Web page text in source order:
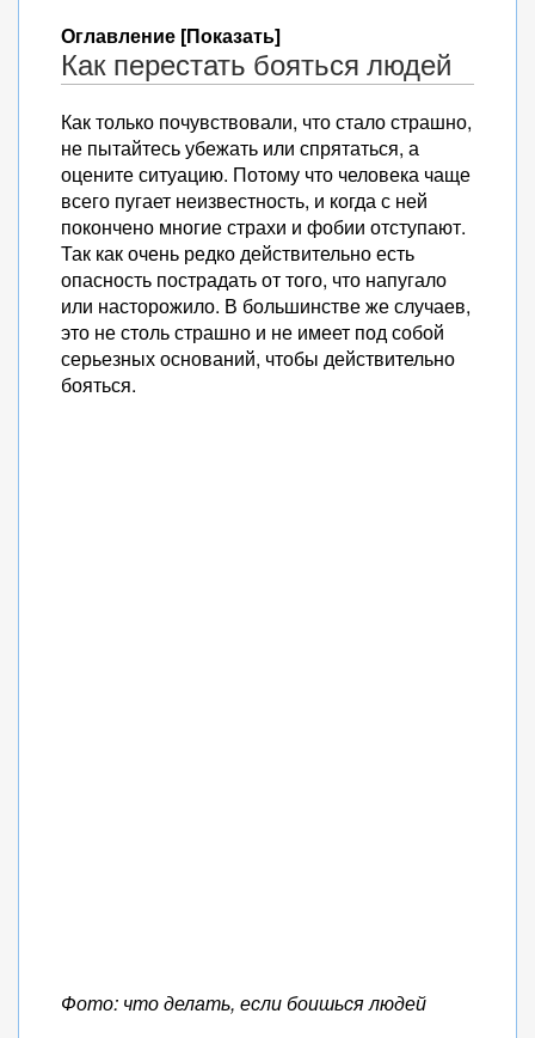
Оглавление [Показать]
Как перестать бояться людей
Как только почувствовали, что стало страшно,
не пытайтесь убежать или спрятаться, а
оцените ситуацию. Потому что человека чаще
всего пугает неизвестность, и когда с ней
покончено многие страхи и фобии отступают.
Так как очень редко действительно есть
опасность пострадать от того, что напугало
или насторожило. В большинстве же случаев,
это не столь страшно и не имеет под собой
серьезных оснований, чтобы действительно
бояться.
Фото: что делать, если боишься людей